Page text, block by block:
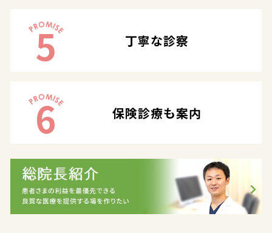
5 丁寧な診察
6 保険診療も案内